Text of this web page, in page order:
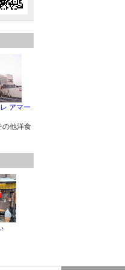
アマー
の他洋食